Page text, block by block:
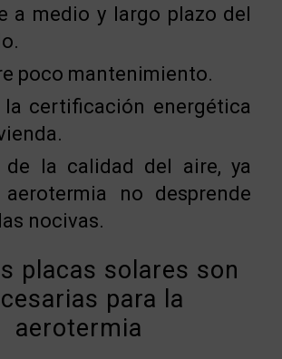
a medio y largo plazo del
poco mantenimiento.
la certificación energética
de la calidad del aire, ya
no desprende
nocivas.
placas solares son
para la
aerotermia